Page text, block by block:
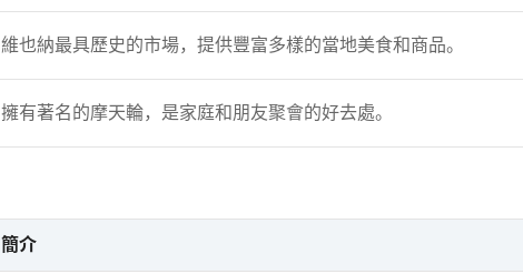
維也納最具歷史的市場，提供豐富多樣的當地美食和商品。
擁有著名的摩天輪，是家庭和朋友聚會的好去處。
簡介